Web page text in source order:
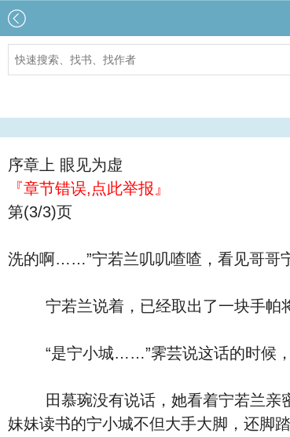
序章上 眼见为虚
『章节错误,点此举报』
第(3/3)页
洗的啊……”宁若兰叽叽喳喳，看见哥哥
宁若兰说着，已经取出了一块手帕将
“是宁小城……”霁芸说这话的时候，
田慕琬没有说话，她看着宁若兰亲密
妹妹读书的宁小城不但大手大脚，还脚踏